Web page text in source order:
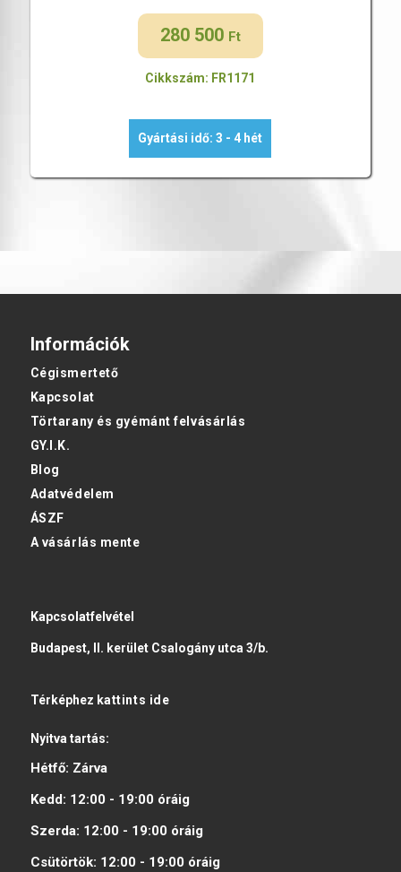
280 500 Ft
Cikkszám: FR1171
Gyártási idő: 3 - 4 hét
Információk
Cégismertető
Kapcsolat
Törtarany és gyémánt felvásárlás
GY.I.K.
Blog
Adatvédelem
ÁSZF
A vásárlás mente
Kapcsolatfelvétel
Budapest, II. kerület Csalogány utca 3/b.
Térképhez kattints ide
Nyitva tartás:
Hétfő: Zárva
Kedd: 12:00 - 19:00 óráig
Szerda: 12:00 - 19:00 óráig
Csütörtök: 12:00 - 19:00 óráig